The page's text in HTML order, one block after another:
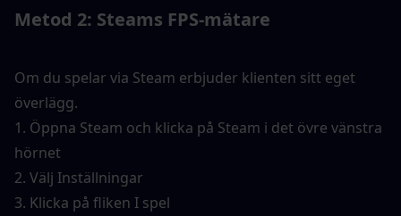
Metod 2: Steams FPS-mätare
Om du spelar via Steam erbjuder klienten sitt eget
överlägg.
1. Öppna Steam och klicka på Steam i det övre vänstra
hörnet
2. Välj Inställningar
3. Klicka på fliken I spel